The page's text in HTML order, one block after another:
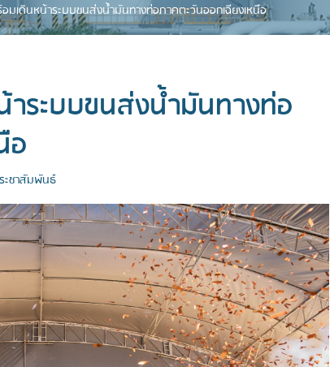
มเดินหน้าระบบขนส่งน้ำมันทางท่อภาคตะวันออกเฉียงเหนือ
ระบบขนส่งน้ำมันทางท่อ
อ
ะชาสัมพันธ์